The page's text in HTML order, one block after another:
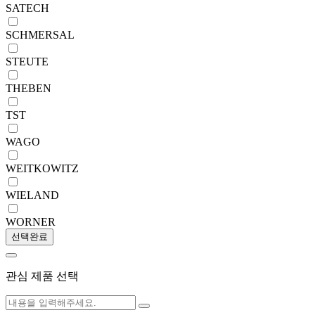
SATECH
SCHMERSAL
STEUTE
THEBEN
TST
WAGO
WEITKOWITZ
WIELAND
WORNER
선택완료
관심 제품 선택